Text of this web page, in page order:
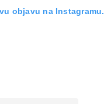
objavu na Instagramu.